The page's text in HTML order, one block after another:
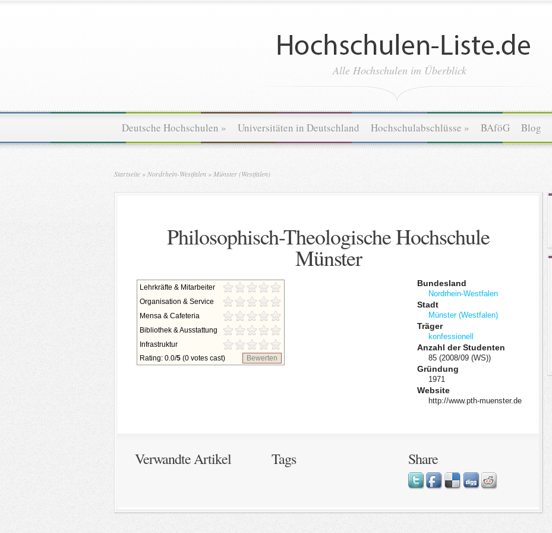
Alle Hochschulen im Überblick
Deutsche Hochschulen » Universitäten in Deutschland Hochschulabschlüsse » BAföG Blog
Startseite » Nordrhein-Westfalen » Münster (Westfalen)
Philosophisch-Theologische Hochschule
Münster
Lehrkräfte & Mitarbeiter
Organisation & Service
Mensa & Cafeteria
Bibliothek & Ausstattung
Infrastruktur
Rating: 0.0/5 (0 votes cast) Bewerten
Bundesland
Nordrhein-Westfalen
Stadt
Münster (Westfalen)
Träger
konfessionell
Anzahl der Studenten
85 (2008/09 (WS))
Gründung
1971
Website
http://www.pth-muenster.de
Verwandte Artikel Tags Share